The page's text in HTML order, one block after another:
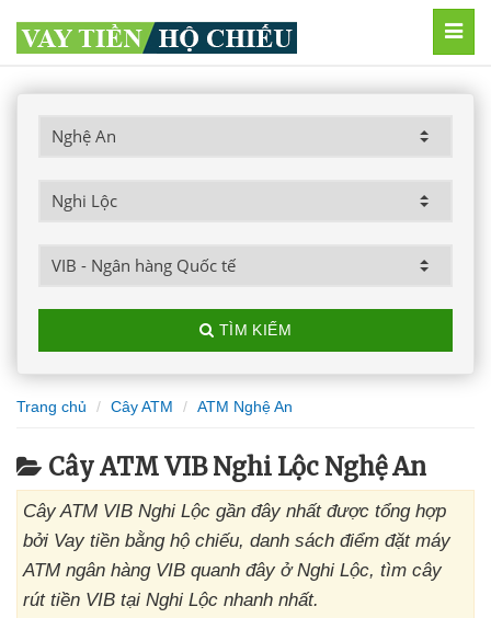
TÌM KIẾM
Trang chủ Cây ATM ATM Nghệ An
Cây ATM VIB Nghi Lộc Nghệ An
Cây ATM VIB Nghi Lộc gần đây nhất được tổng hợp
bởi Vay tiền bằng hộ chiếu, danh sách điểm đặt máy
ATM ngân hàng VIB quanh đây ở Nghi Lộc, tìm cây
rút tiền VIB tại Nghi Lộc nhanh nhất.